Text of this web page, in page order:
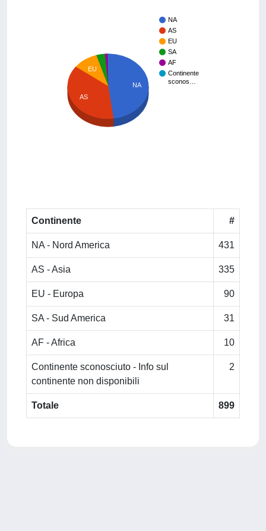
NA
AS
EU
SA
AF
Continente
sconos…
NA
EU
AS
Continente #
NA - Nord America 431
AS - Asia 335
EU - Europa 90
SA - Sud America 31
AF - Africa 10
Continente sconosciuto - Info sul
continente non disponibili
2
Totale 899